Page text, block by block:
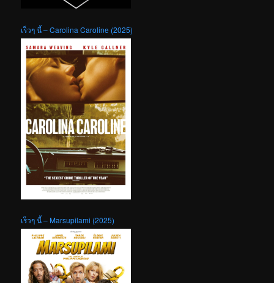
เร็วๆ นี้ – Carolina Caroline (2025)
เร็วๆ นี้ – Marsupilami (2025)